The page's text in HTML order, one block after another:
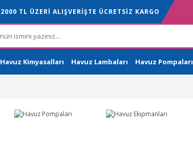
2000 TL ÜZERİ ALIŞVERİŞTE ÜCRETSİZ KARGO
Havuz Kimyasalları Havuz Lambaları Havuz Pompaları